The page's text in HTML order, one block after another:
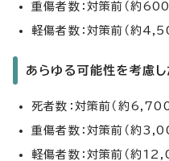
重傷者数：対策前（約
軽傷者数：対策前（約
あらゆる可能性を考慮し
死者数：対策前（約
重傷者数：対策前（約
軽傷者数：対策前（約